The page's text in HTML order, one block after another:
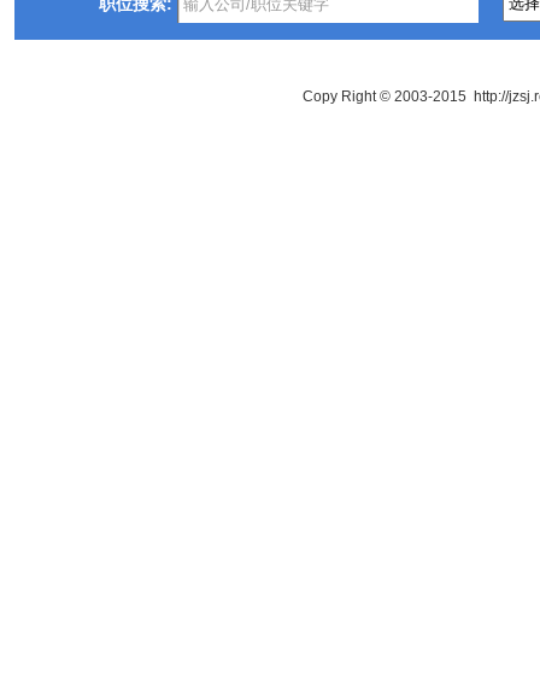
Copy Right © 2003-2015 http://